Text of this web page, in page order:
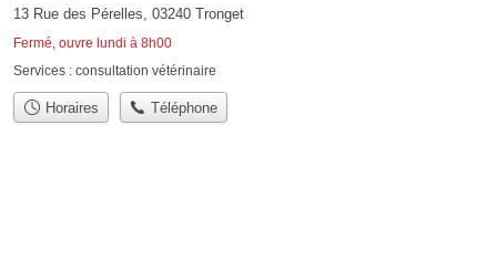
13 Rue des Pérelles, 03240 Tronget
Fermé, ouvre lundi à 8h00
Services : consultation vétérinaire
Horaires Téléphone